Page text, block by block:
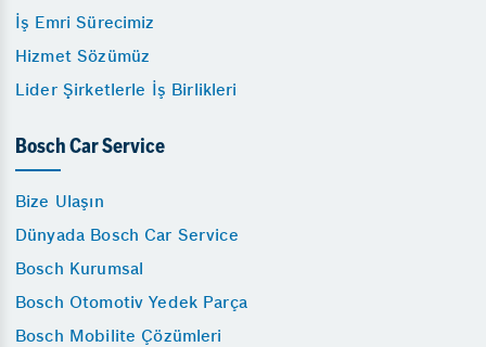
İş Emri Sürecimiz
Hizmet Sözümüz
Lider Şirketlerle İş Birlikleri
Bosch Car Service
Bize Ulaşın
Dünyada Bosch Car Service
Bosch Kurumsal
Bosch Otomotiv Yedek Parça
Bosch Mobilite Çözümleri